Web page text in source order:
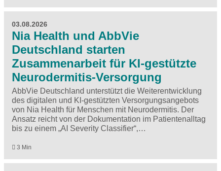
03.08.2026
Nia Health und AbbVie
Deutschland starten
Zusammenarbeit für KI-gestützte
Neurodermitis-Versorgung
AbbVie Deutschland unterstützt die Weiterentwicklung
des digitalen und KI-gestützten Versorgungsangebots
von Nia Health für Menschen mit Neurodermitis. Der
Ansatz reicht von der Dokumentation im Patientenalltag
bis zu einem „AI Severity Classifier“,…
3 Min